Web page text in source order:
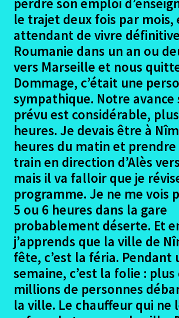
le trajet deux fois par mois,
attendant de vivre
Roumanie dans un an ou
vers Marseille et nous
Dommage, c’était une
sympathique. Notre avance
prévu est considérable,
heures. Je devais être à
heures du matin et
train en direction d’Alès
mais il va falloir que je
programme. Je ne me vois
5 ou 6 heures dans la gare
probablement déserte. Et
j’apprends que la ville de
fête, c’est la féria. Pendant
semaine, c’est la folie : plus
millions de personnes
la ville. Le chauffeur qui ne